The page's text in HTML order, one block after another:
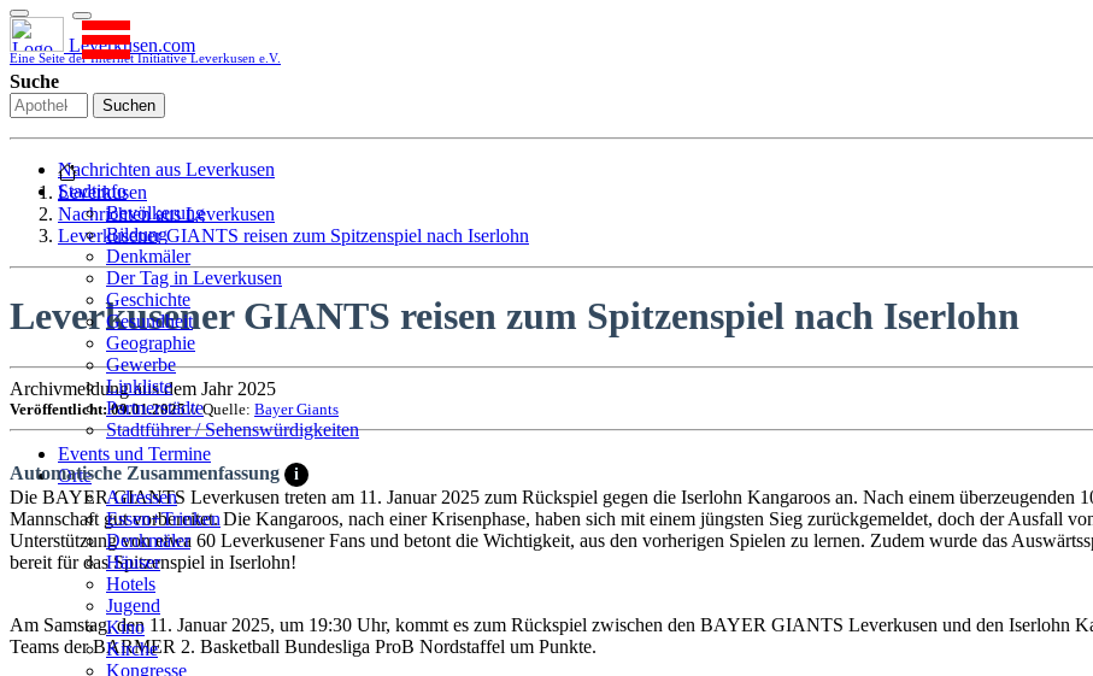
Leverkusen.com
Eine Seite der Internet Initiative Leverkusen e.V.
Suche
Suchen
Nachrichten aus Leverkusen
Stadtinfo
Bevölkerung
Bildung
Denkmäler
Der Tag in Leverkusen
Geschichte
Gesundheit
Geographie
Gewerbe
Linkliste
Partnerstädte
Stadtführer / Sehenswürdigkeiten
Stadtplan
Stadtteile
Sport
Who is who
Wohnen
Events und Termine
Orte
Adressen
Essen+Trinken
Denkmäler
Häuser
Hotels
Jugend
Kino
Kirche
Kongresse
Leverkusen
Nachrichten aus Leverkusen
Leverkusener GIANTS reisen zum Spitzenspiel nach Iserlohn
Leverkusener GIANTS reisen zum Spitzenspiel nach Iserlohn
Archivmeldung aus dem Jahr 2025
Veröffentlicht: 09.01.2025// Quelle: Bayer Giants
Automatische Zusammenfassung i
Die BAYER GIANTS Leverkusen treten am 11. Januar 2025 zum Rückspiel gegen die Iserlohn Kangaroos an. Nach einem überzeugenden
Mannschaft gut vorbereitet. Die Kangaroos, nach einer Krisenphase, haben sich mit einem jüngsten Sieg zurückgemeldet, doch der Ausfall
Unterstützung von etwa 60 Leverkusener Fans und betont die Wichtigkeit, aus den vorherigen Spielen zu lernen. Zudem wurde das
bereit für das Spitzenspiel in Iserlohn!
Am Samstag, den 11. Januar 2025, um 19:30 Uhr, kommt es zum Rückspiel zwischen den BAYER GIANTS Leverkusen und den Iserlohn
Teams der BARMER 2. Basketball Bundesliga ProB Nordstaffel um Punkte.